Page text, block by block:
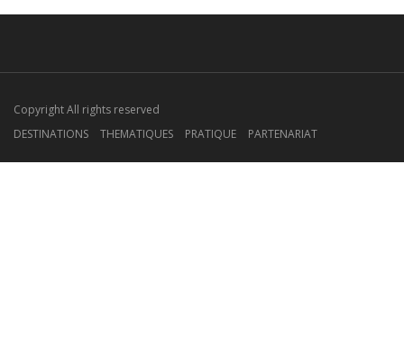
Copyright All rights reserved
DESTINATIONS
THEMATIQUES PRATIQUE PARTENARIAT